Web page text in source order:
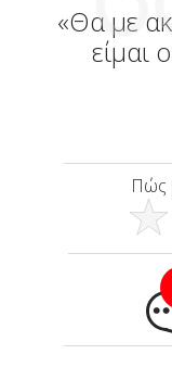
«Θα με
είμαι
Πώς